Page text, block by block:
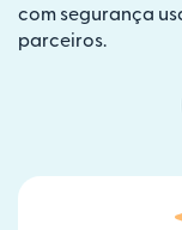
com segurança
parceiros.